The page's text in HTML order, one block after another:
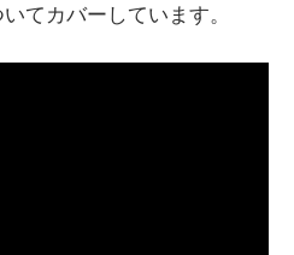
てカバーしています。